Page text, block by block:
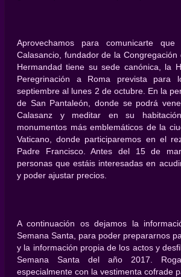
Aprovechamos para comunicarte
Calasancio, fundador de la
Hermandad tiene su sede canónica, la
Peregrinación a Roma prevista
septiembre al lunes 2 de octubre. En la
de San Pantaleón, donde se podrá
Calasanz y meditar en su
monumentos más emblemáticos de la
Vaticano, donde participaremos en el
Padre Francisco. Antes del 15 de
personas que estáis interesadas en
y poder ajustar precios.
A continuación os dejamos la
Semana Santa, para poder prepararnos
y la información propia de los actos y
Semana Santa del año 2017.
especialmente con la vestimenta cofrade